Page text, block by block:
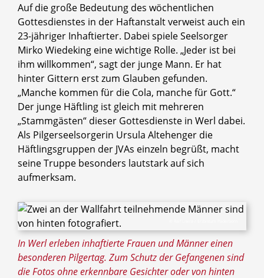
In Werl erleben inhaftierte Frauen und Männer einen
besonderen Pilgertag. Zum Schutz der Gefangenen sind
die Fotos ohne erkennbare Gesichter oder von hinten
Auf die große Bedeutung des wöchentlichen
Gottesdienstes in der Haftanstalt verweist auch ein
23-jähriger Inhaftierter. Dabei spiele Seelsorger
Mirko Wiedeking eine wichtige Rolle. „Jeder ist bei
ihm willkommen“, sagt der junge Mann. Er hat
hinter Gittern erst zum Glauben gefunden.
„Manche kommen für die Cola, manche für Gott.“
Der junge Häftling ist gleich mit mehreren
„Stammgästen“ dieser Gottesdienste in Werl dabei.
Als Pilgerseelsorgerin Ursula Altehenger die
Häftlingsgruppen der JVAs einzeln begrüßt, macht
seine Truppe besonders lautstark auf sich
aufmerksam.